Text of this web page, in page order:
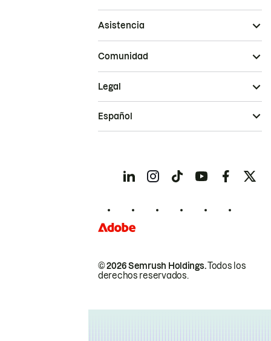
Asistencia
Comunidad
© 2026 Semrush Holdings.Todos los
derechos reservados.
Legal
Español